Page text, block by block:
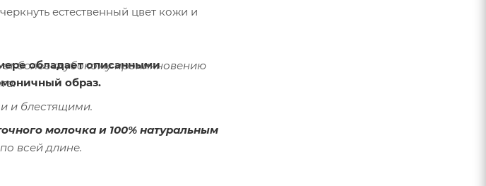
естественный цвет кожи и
обладает описанными
образ.
более глубокому проникновению
и блестящими.
молочка и 100% натуральным
всей длине.